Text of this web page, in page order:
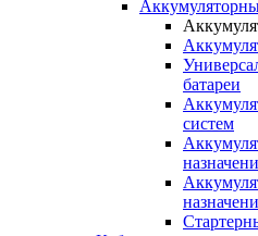
батареи
систем